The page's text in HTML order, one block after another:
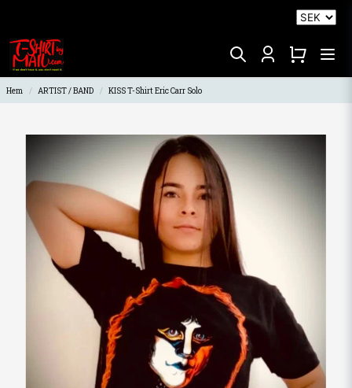
Hem ARTIST / BAND KISS T-Shirt Eric Carr Solo